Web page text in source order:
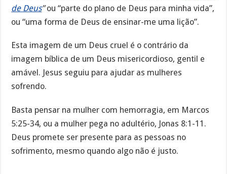
de Deus”ou “parte do plano de Deus para minha vida”,
ou “uma forma de Deus de ensinar-me uma lição”.
Esta imagem de um Deus cruel é o contrário da
imagem bíblica de um Deus misericordioso, gentil e
amável. Jesus seguiu para ajudar as mulheres
sofrendo.
Basta pensar na mulher com hemorragia, em Marcos
5:25-34, ou a mulher pega no adultério, Jonas 8:1-11.
Deus promete ser presente para as pessoas no
sofrimento, mesmo quando algo não é justo.